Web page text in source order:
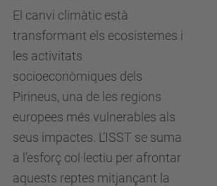
El canvi climàtic està
transformant els ecosistemes i
les activitats
socioeconòmiques dels
Pirineus, una de les regions
europees més vulnerables als
seus impactes. L’ISST se suma
a l’esforç col·lectiu per afrontar
aquests reptes mitjançant la